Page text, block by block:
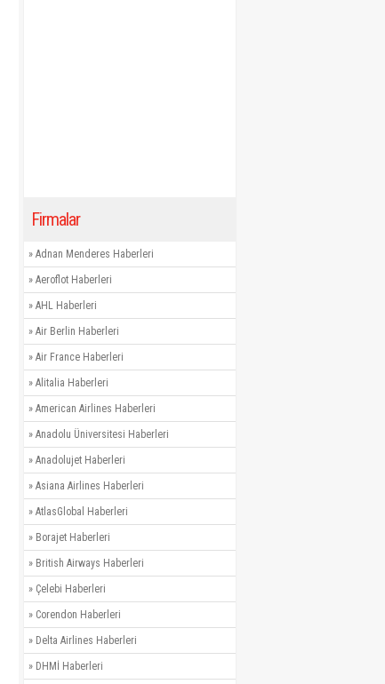
Firmalar
» Adnan Menderes Haberleri
» Aeroflot Haberleri
» AHL Haberleri
» Air Berlin Haberleri
» Air France Haberleri
» Alitalia Haberleri
» American Airlines Haberleri
» Anadolu Üniversitesi Haberleri
» Anadolujet Haberleri
» Asiana Airlines Haberleri
» AtlasGlobal Haberleri
» Borajet Haberleri
» British Airways Haberleri
» Çelebi Haberleri
» Corendon Haberleri
» Delta Airlines Haberleri
» DHMİ Haberleri